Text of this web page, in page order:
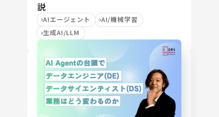
説
AIエージェント
AI/機械学習
生成AI/LLM